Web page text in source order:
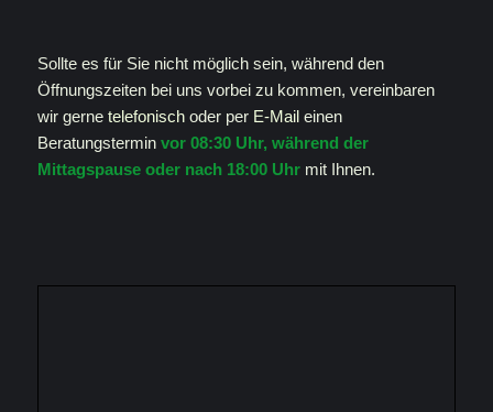
Sollte es für Sie nicht möglich sein, während den
Öffnungszeiten bei uns vorbei zu kommen, vereinbaren
wir gerne telefonischoder per E-Maileinen
Beratungstermin vor 08:30 Uhr, während der
Mittagspause oder nach 18:00 Uhrmit Ihnen.